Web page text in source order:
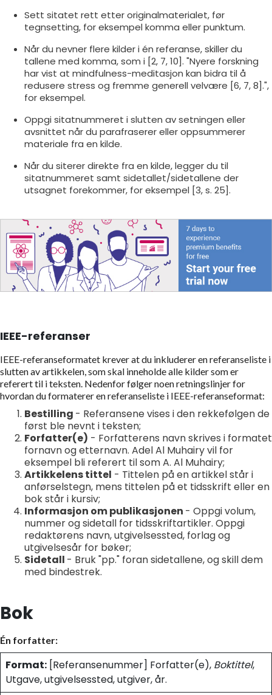
Sett sitatet rett etter originalmaterialet, før
tegnsetting, for eksempel komma eller punktum.
Når du nevner flere kilder i én referanse, skiller du
tallene med komma, som i [2, 7, 10]. "Nyere forskning
har vist at mindfulness-meditasjon kan bidra til å
redusere stress og fremme generell velvære [6, 7, 8].",
for eksempel.
Oppgi sitatnummeret i slutten av setningen eller
avsnittet når du parafraserer eller oppsummerer
materiale fra en kilde.
Når du siterer direkte fra en kilde, legger du til
sitatnummeret samt sidetallet/sidetallene der
utsagnet forekommer, for eksempel [3, s. 25].
IEEE-referanser
IEEE-referanseformatet krever at du inkluderer en referanseliste i
slutten av artikkelen, som skal inneholde alle kilder som er
referert til i teksten. Nedenfor følger noen retningslinjer for
hvordan du formaterer en referanseliste i IEEE-referanseformat:
Bestilling - Referansene vises i den rekkefølgen de
først ble nevnt i teksten;
Forfatter(e) - Forfatterens navn skrives i formatet
fornavn og etternavn. Adel Al Muhairy vil for
eksempel bli referert til som A. Al Muhairy;
Artikkelens tittel - Tittelen på en artikkel står i
anførselstegn, mens tittelen på et tidsskrift eller en
bok står i kursiv;
Informasjon om publikasjonen - Oppgi volum,
nummer og sidetall for tidsskriftartikler. Oppgi
redaktørens navn, utgivelsessted, forlag og
utgivelsesår for bøker;
Sidetall - Bruk "pp." foran sidetallene, og skill dem
med bindestrek.
Bok
Én forfatter:
Format: [Referansenummer] Forfatter(e), Boktittel,
Utgave, utgivelsessted, utgiver, år.